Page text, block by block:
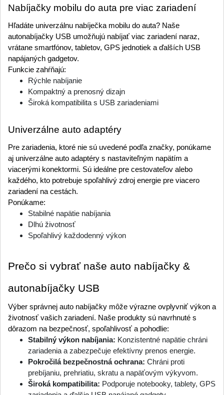
Nabíjačky mobilu do auta pre viac zariadení
Hľadáte univerzálnu nabíječka mobilu do auta? Naše
autonabíjačky USB umožňujú nabíjať viac zariadení naraz,
vrátane smartfónov, tabletov, GPS jednotiek a ďalších USB
napájaných gadgetov.
Funkcie zahŕňajú:
Rýchle nabíjanie
Kompaktný a prenosný dizajn
Široká kompatibilita s USB zariadeniami
Univerzálne auto adaptéry
Pre zariadenia, ktoré nie sú uvedené podľa značky, ponúkame
aj univerzálne auto adaptéry s nastaviteľným napätím a
viacerými konektormi. Sú ideálne pre cestovateľov alebo
každého, kto potrebuje spoľahlivý zdroj energie pre viacero
zariadení na cestách.
Ponúkame:
Stabilné napätie nabíjania
Dlhú životnosť
Spoľahlivý každodenný výkon
Prečo si vybrať naše auto nabíjačky &
autonabíjačky USB
Výber správnej auto nabíjačky môže výrazne ovplyvniť výkon a
životnosť vašich zariadení. Naše produkty sú navrhnuté s
dôrazom na bezpečnosť, spoľahlivosť a pohodlie:
Stabilný výkon nabíjania: Konzistentné napätie chráni
zariadenia a zabezpečuje efektívny prenos energie.
Pokročilá bezpečnostná ochrana: Chráni proti
prebíjaniu, prehriatiu, skratu a napäťovým výkyvom.
Široká kompatibilita: Podporuje notebooky, tablety, GPS